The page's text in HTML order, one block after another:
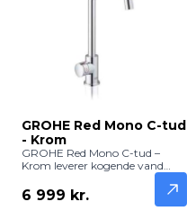
GROHE Red Mono C-tud
- Krom
GROHE Red Mono C-tud –
Krom leverer kogende vand
direkte fra køkkenhanen med
klassisk og holdbar kromfinish.
Ideel til te, kaffe og hurtig
6 999 kr.